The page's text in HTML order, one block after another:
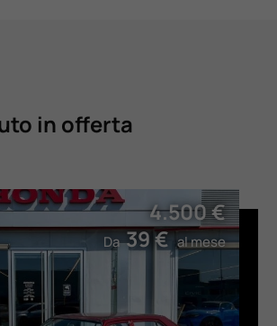
in offerta
4.500 €
Da39 €al mese